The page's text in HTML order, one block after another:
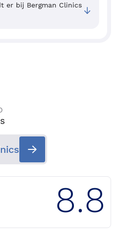
er bij Bergman Clinics
8.8